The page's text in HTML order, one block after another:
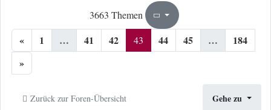
3663 Themen Seite43
« 1 … 41 42 43 44 45 …
184
»
Zurück zur Foren-Übersicht Gehe zu